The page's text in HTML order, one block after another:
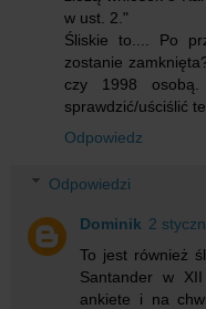
w ust. 2."
Śliskie to.... Po
zostanie
czy 1998 osobą.
sprawdzić/uściślić
Odpowiedz
Odpowiedzi
Dominik 2
To jest również
Santander w XII
ankiete i na